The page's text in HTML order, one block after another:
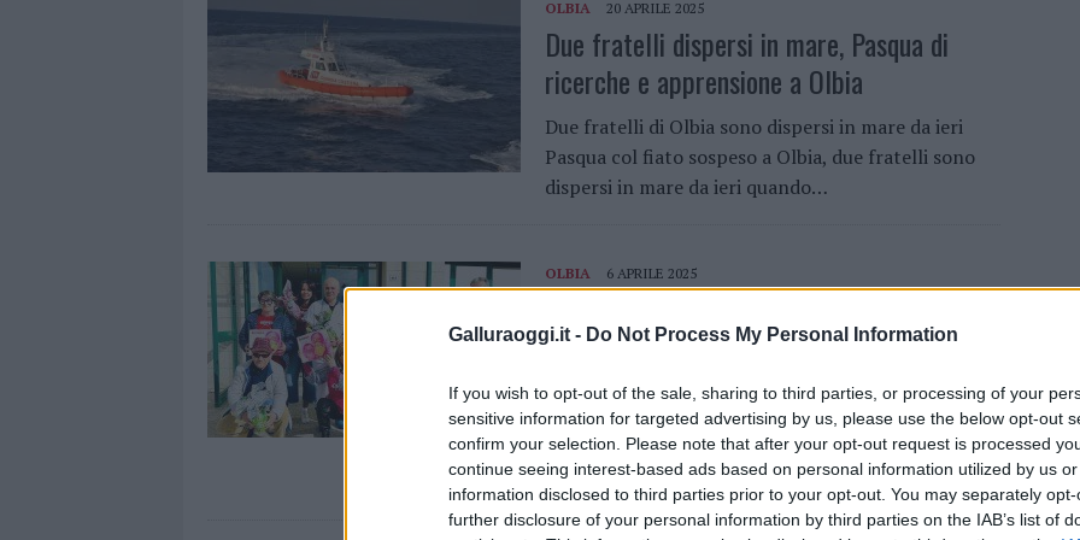
Galluraoggi.it - Do Not Process My Personal Information
If you wish to opt-out of the sale, sharing to third parties, or processing of your
sensitive information for targeted advertising by us, please use the below opt-out
confirm your selection. Please note that after your opt-out request is processed
continue seeing interest-based ads based on personal information utilized by us
information disclosed to third parties prior to your opt-out. You may separately
further disclosure of your personal information by third parties on the IAB’s list of
OLBIA 20 APRILE 2025
Due fratelli dispersi in mare, Pasqua di
ricerche e apprensione a Olbia
Due fratelli di Olbia sono dispersi in mare da ieri
Pasqua col fiato sospeso a Olbia, due fratelli sono
dispersi in mare da ieri quando…
OLBIA 6 APRILE 2025
l’iniziativa dell’Avis a Olbia
Il progetto dell’Avis Olbia per Pasqua Torna
l’iniziativa ormai consolidata dell’Avis di Olbia con
gli omaggi per Pasqua a chi andrà a donare il
sangue….